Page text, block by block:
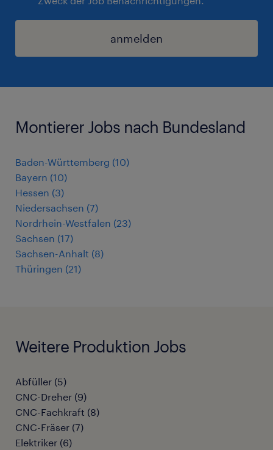
anmelden
Montierer Jobs nach Bundesland
Baden-Württemberg (10)
Bayern (10)
Hessen (3)
Niedersachsen (7)
Nordrhein-Westfalen (23)
Sachsen (17)
Sachsen-Anhalt (8)
Thüringen (21)
Weitere Produktion Jobs
Abfüller (5)
CNC-Dreher (9)
CNC-Fachkraft (8)
CNC-Fräser (7)
Elektriker (6)